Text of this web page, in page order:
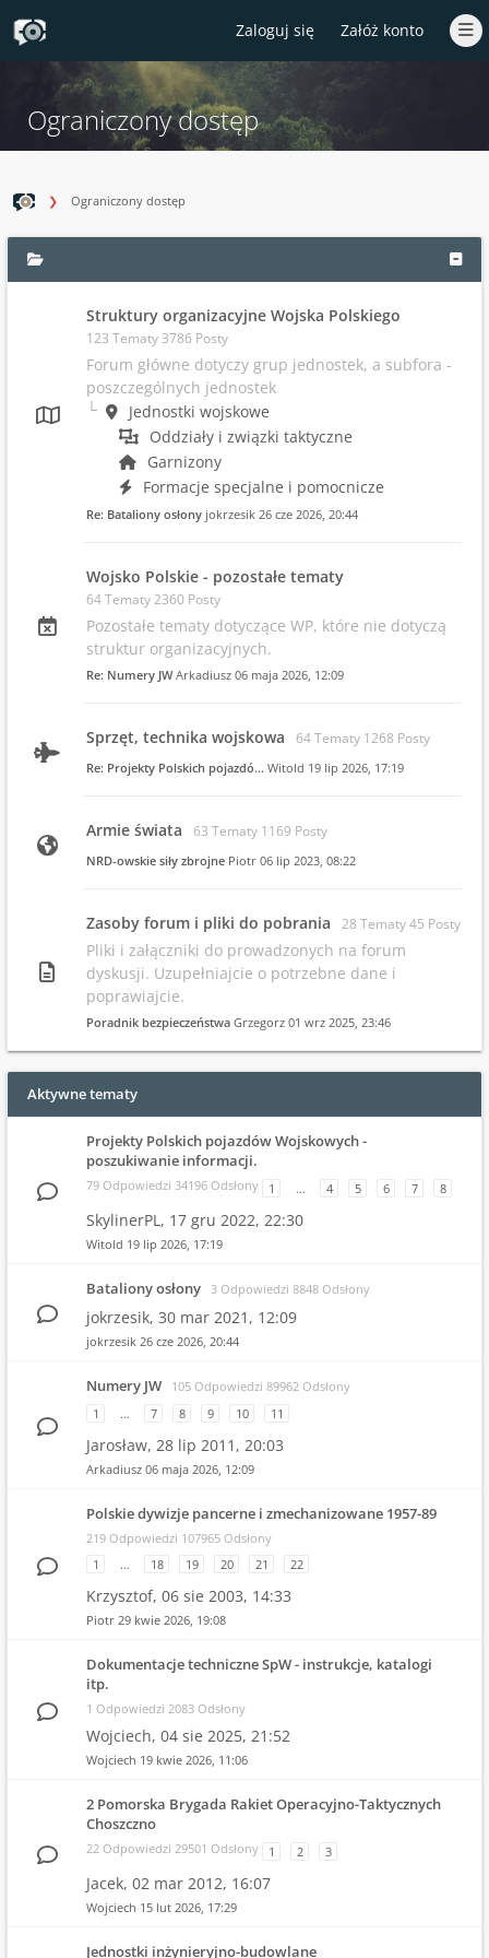
Zaloguj się Załóż konto
Ograniczony dostęp
Ograniczony dostęp
Struktury organizacyjne Wojska Polskiego
123 Tematy 3786 Posty
Forum główne dotyczy grup jednostek, a subfora -
poszczególnych jednostek
Jednostki wojskowe
Oddziały i związki taktyczne
Garnizony
Formacje specjalne i pomocnicze
Re: Bataliony osłony jokrzesik 26 cze 2026, 20:44
Wojsko Polskie - pozostałe tematy
64 Tematy 2360 Posty
Pozostałe tematy dotyczące WP, które nie dotyczą
struktur organizacyjnych.
Re: Numery JW Arkadiusz 06 maja 2026, 12:09
Sprzęt, technika wojskowa 64 Tematy 1268 Posty
Re: Projekty Polskich pojazdó… Witold 19 lip 2026, 17:19
Armie świata 63 Tematy 1169 Posty
NRD-owskie siły zbrojne Piotr 06 lip 2023, 08:22
Zasoby forum i pliki do pobrania 28 Tematy 45 Posty
Pliki i załączniki do prowadzonych na forum
dyskusji. Uzupełniajcie o potrzebne dane i
poprawiajcie.
Poradnik bezpieczeństwa Grzegorz 01 wrz 2025, 23:46
Aktywne tematy
Projekty Polskich pojazdów Wojskowych -
poszukiwanie informacji.
79 Odpowiedzi 34196 Odsłony 1 … 4 5 6 7 8
SkylinerPL, 17 gru 2022, 22:30
Witold 19 lip 2026, 17:19
Bataliony osłony 3 Odpowiedzi 8848 Odsłony
jokrzesik, 30 mar 2021, 12:09
jokrzesik 26 cze 2026, 20:44
Numery JW
105 Odpowiedzi 89962 Odsłony
1
… 7 8 9 10 11
Jarosław, 28 lip 2011, 20:03
Arkadiusz 06 maja 2026, 12:09
Polskie dywizje pancerne i zmechanizowane 1957-89
219 Odpowiedzi 107965 Odsłony
1
… 18 19 20 21 22
Krzysztof, 06 sie 2003, 14:33
Piotr 29 kwie 2026, 19:08
Dokumentacje techniczne SpW - instrukcje, katalogi
itp.
1 Odpowiedzi 2083 Odsłony
Wojciech, 04 sie 2025, 21:52
Wojciech 19 kwie 2026, 11:06
2 Pomorska Brygada Rakiet Operacyjno-Taktycznych
Choszczno
22 Odpowiedzi 29501 Odsłony 1 2 3
Jacek, 02 mar 2012, 16:07
Wojciech 15 lut 2026, 17:29
Jednostki inżynieryjno-budowlane